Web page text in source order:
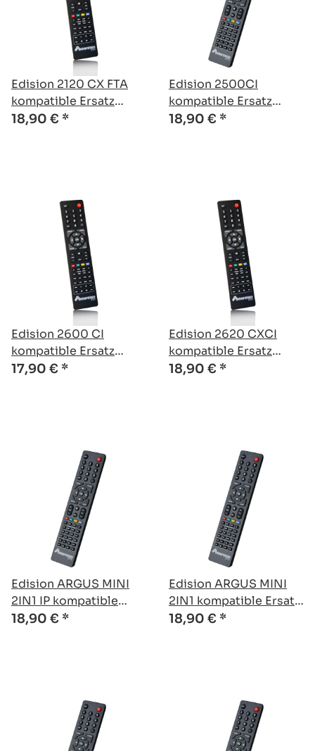
Edision 2120 CX FTA
kompatible Ersatz
Fernbedienung
18,90 € *
Edision 2500CI
kompatible Ersatz
Fernbedienung
18,90 € *
Edision 2600 CI
kompatible Ersatz
Fernbedienung
17,90 € *
Edision 2620 CXCI
kompatible Ersatz
Fernbedienung
18,90 € *
Edision ARGUS MINI
2IN1 IP kompatible
Ersatz Fernbedienung
18,90 € *
Edision ARGUS MINI
2IN1 kompatible Ersatz
Fernbedienung
18,90 € *